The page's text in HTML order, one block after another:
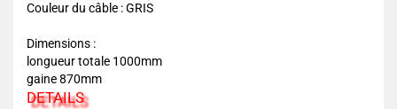
Couleur du câble : GRIS
Dimensions :
longueur totale 1000mm
gaine 870mm
DETAILS